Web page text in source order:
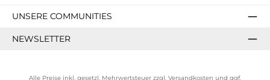
UNSERE COMMUNITIES
NEWSLETTER
Alle Preise inkl. gesetzl. Mehrwertsteuer zzgl. Versandkosten und ggf.